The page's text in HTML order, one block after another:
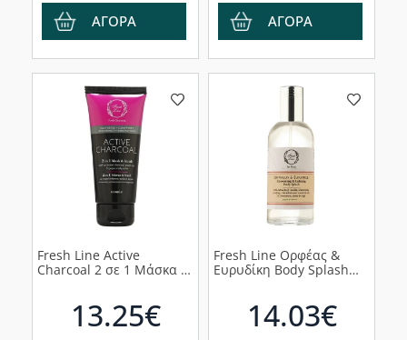
ΑΓΟΡΑ ΑΓΟΡΑ
Fresh Line Active
Charcoal 2 σε 1 Μάσκα &
13.25€
Fresh Line Ορφέας &
Ευρυδίκη Body Splash
14.03€